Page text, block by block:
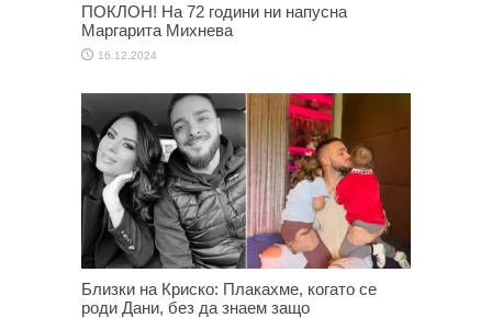
ПОКЛОН! На 72 години ни напусна
Маргарита Михнева
16.12.2024
Близки на Криско: Плакахме, когато се
роди Дани, без да знаем защо